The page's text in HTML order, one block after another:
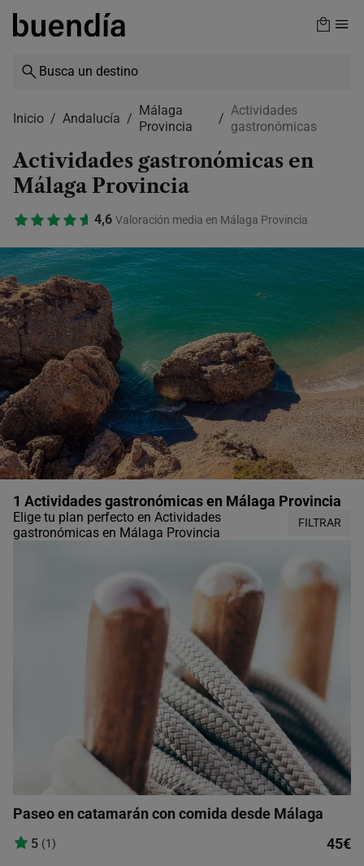
Skip
content
Inicio Andalucía
Málaga
Provincia
Actividades
gastronómicas
Actividades gastronómicas en
Málaga Provincia
4,6 Valoración media en Málaga Provincia
1 Actividades gastronómicas en Málaga Provincia
Elige tu plan perfecto en Actividades
gastronómicas en Málaga Provincia
FILTRAR
Paseo en catamarán con comida desde Málaga
5 (1) 45€